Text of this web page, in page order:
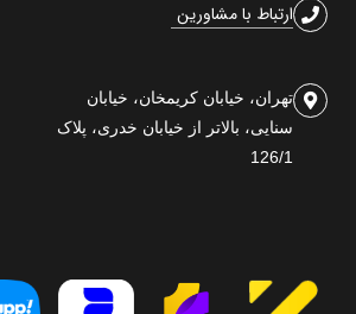
ارتباط با مشاورین
تهران، خیابان کریمخان، خیابان
سنایی، بالاتر از خیابان خدری، پلاک
126/1